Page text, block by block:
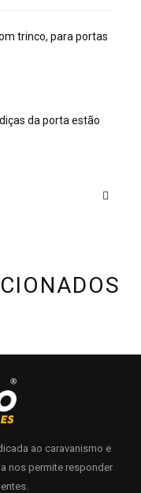
trinco, para portas
da porta estão
ao caravanismo e
nos permite responder